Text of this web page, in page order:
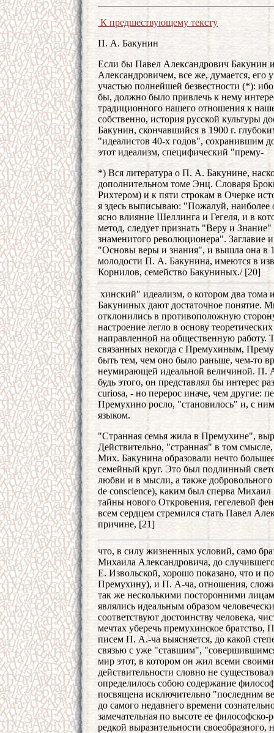
К предшествующему тексту
П. А. Бакунин
Если бы Павел Александрович Бакунин
Александровичем, все же, думается, его
участью полнейшей безвестности (*): ибо
бы, должно было привлечь к нему
традиционного нашего отношения к
собственно, история русской культуры
Бакунин, скончавшийся в 1900 г.
"идеалистов 40-х годов", сохранившим
этот идеализм, специфический "прему-
*) Вся литература о П. А. Бакунине,
дополнительном томе Энц. Словаря
Рихтером) и к пяти строкам в Очерке
я здесь выписываю: "Пожалуй, наиболее
ясно влияние Шеллинга и Гегеля, и в
метод, следует признать "Веру и
знаменитого революционера". Заглавие
"Основы веры и знания", и вышла она в
молодости П. А. Бакунина, имеются в
Корнилов, семейство Бакуниных./ [20]
хинский" идеализм, о котором два
Бакуниных дают достаточное понятие.
отклонились в противоположную
настроение легло в основу
направленной на общественную работу.
связанных некогда с Премухиным,
быть тем, чем оно было раньше, чем-то
неумирающей идеальной величиной. П.
будь этого, он представлял бы интерес
curiosa, - но перерос иначе, чем другие:
Премухино росло, "становилось" и, с
языком.
"Странная семья жила в Премухине",
Действительно, "странная" в том
Мих. Бакунина образовали нечто
семейный круг. Это был подлинный
любви и в мысли, а также
de conscience), каким был сперва
тайны нового Откровения, гегелевой
всем сердцем стремился стать Павел
причине, [21]
что, в силу жизненных условий, само
Михаила Александровича, до
Е. Извольской, хорошо показано, что и
Премухину), и П. А-ча, отношения,
так же несколькими посторонними
являлись идеальным образом
соответствуют достоинству человека,
мечтах уберечь премухинское
писем П. А.-ча выясняется, до какой
связью с уже "ставшим",
мир этот, в котором он жил всеми
действительности словно не
определилось собою содержание
посвящена исключительно "последним
до самого недавнего времени
замечательная по высоте ее
редкой выразительности